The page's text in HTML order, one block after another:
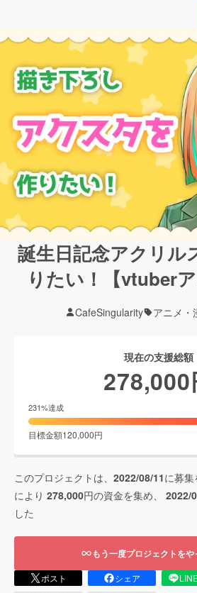
誕生日記念アクリル
りたい！【vtuberア
CafeSingularity アニメ・
現在の支援総額
278,000
231%達成
目標金額120,000円
このプロジェクトは、 2022/08/11に募集
により 278,000円の資金を集め、 2022/
した
もう一度プロジェクトを
ポスト シェア